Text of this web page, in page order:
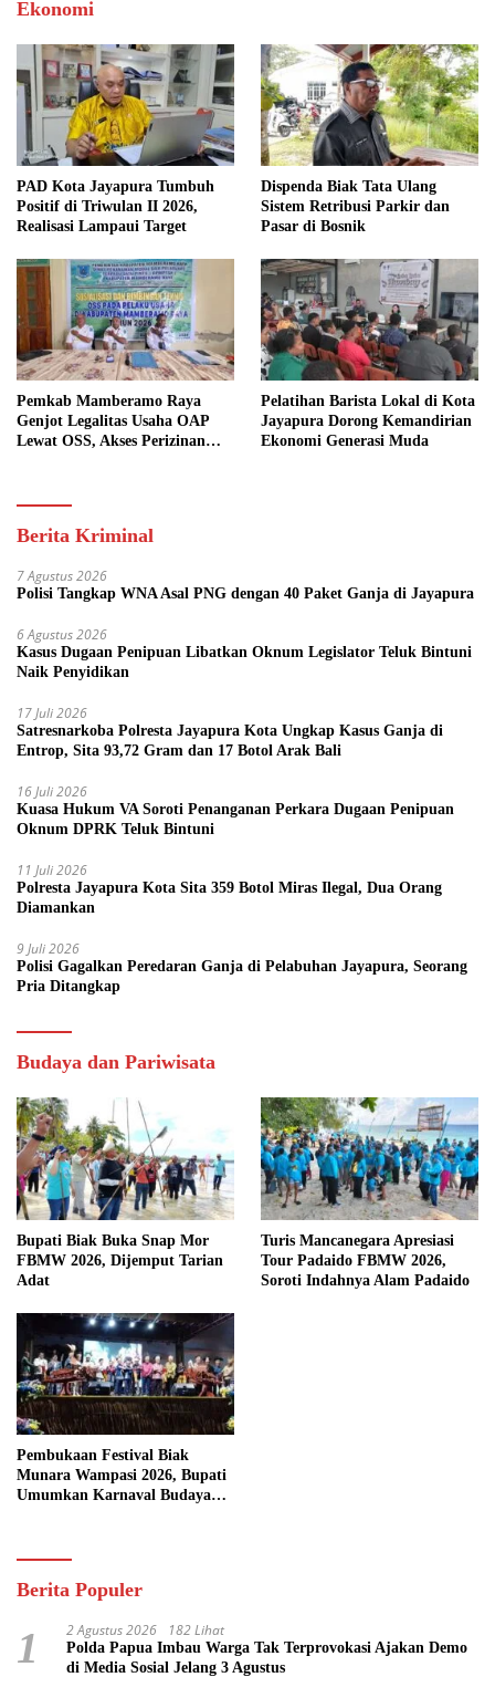
Ekonomi
PAD Kota Jayapura Tumbuh
Positif di Triwulan II 2026,
Realisasi Lampaui Target
Dispenda Biak Tata Ulang
Sistem Retribusi Parkir dan
Pasar di Bosnik
Pemkab Mamberamo Raya
Genjot Legalitas Usaha OAP
Lewat OSS, Akses Perizinan
Pelatihan Barista Lokal di Kota
Jayapura Dorong Kemandirian
Ekonomi Generasi Muda
Berita Kriminal
7 Agustus 2026
Polisi Tangkap WNA Asal PNG dengan 40 Paket Ganja di Jayapura
6 Agustus 2026
Kasus Dugaan Penipuan Libatkan Oknum Legislator Teluk Bintuni
Naik Penyidikan
17 Juli 2026
Satresnarkoba Polresta Jayapura Kota Ungkap Kasus Ganja di
Entrop, Sita 93,72 Gram dan 17 Botol Arak Bali
16 Juli 2026
Kuasa Hukum VA Soroti Penanganan Perkara Dugaan Penipuan
Oknum DPRK Teluk Bintuni
11 Juli 2026
Polresta Jayapura Kota Sita 359 Botol Miras Ilegal, Dua Orang
Diamankan
9 Juli 2026
Polisi Gagalkan Peredaran Ganja di Pelabuhan Jayapura, Seorang
Pria Ditangkap
Budaya dan Pariwisata
Bupati Biak Buka Snap Mor
FBMW 2026, Dijemput Tarian
Adat
Turis Mancanegara Apresiasi
Tour Padaido FBMW 2026,
Soroti Indahnya Alam Padaido
Pembukaan Festival Biak
Munara Wampasi 2026, Bupati
Umumkan Karnaval Budaya
Berita Populer
1 2 Agustus 2026 182 Lihat
Polda Papua Imbau Warga Tak Terprovokasi Ajakan Demo
di Media Sosial Jelang 3 Agustus